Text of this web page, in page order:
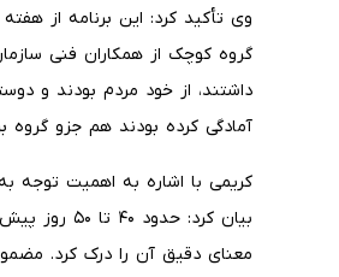
وی تأکید کرد: این برنامه از
گروه کوچک از همکاران فنی
داشتند، از خود مردم بودند و
آمادگی کرده بودند هم جزو
کریمی‌ با اشاره به اهمیت توجه
بیان کرد:
معنای دقیق آن را درک کرد.